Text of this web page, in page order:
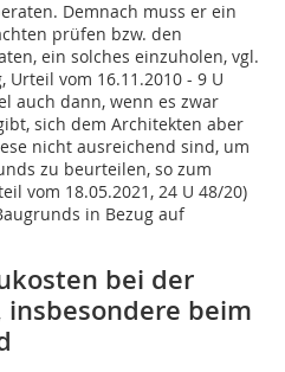
Demnach muss er ein
prüfen bzw. den
ein solches einzuholen, vgl.
vom 16.11.2010 - 9 U
auch dann, wenn es zwar
sich dem Architekten aber
nicht ausreichend sind, um
zu beurteilen, so zum
vom 18.05.2021, 24 U 48/20)
in Bezug auf
bei der
beim